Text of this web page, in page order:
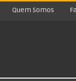
Quem Somos